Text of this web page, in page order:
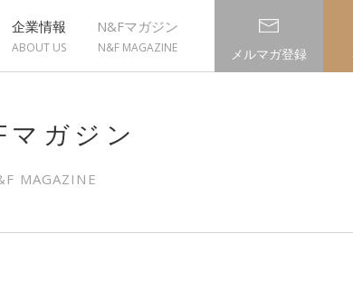
企業情報
ABOUT US
N&Fマガジン
N&F MAGAZINE メルマガ登録
マガジン
MAGAZINE